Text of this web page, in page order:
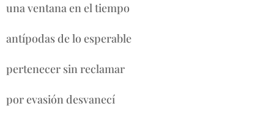
una ventana en el tiempo
antípodas de lo esperable
pertenecer sin reclamar
por evasión desvanecí